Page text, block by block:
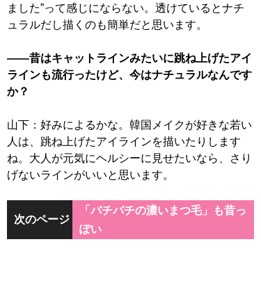
ました”って感じにならない。透けているとナチ
ュラルだし描くのも簡単だと思います。
――昔はキャットラインみたいに跳ね上げたアイ
ラインも流行ったけど、今はナチュラルなんです
か？
山下：好みによるかな。韓国メイクが好きな若い
人は、跳ね上げたアイラインを描いたりします
ね。大人が元気にヘルシーに見せたいなら、さり
げないラインがいいと思います。
次のページ
「バチバチの濃いまつ毛」も昔っ
ぽい